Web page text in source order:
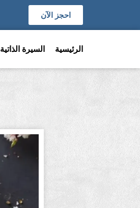
احجز الآن
الرئيسية السيرة الذاتية